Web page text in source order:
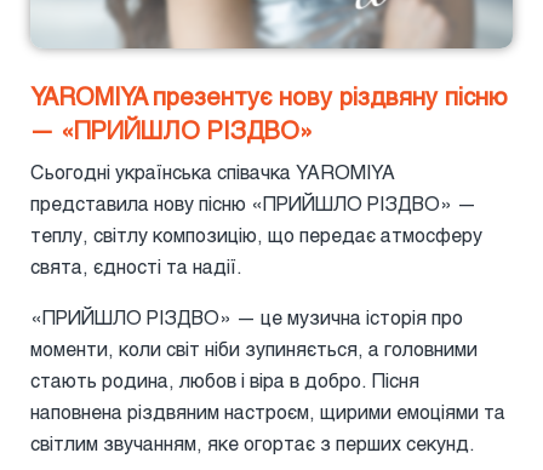
YAROMIYA презентує нову різдвяну пісню
— «ПРИЙШЛО РІЗДВО»
Сьогодні українська співачка YAROMIYA
представила нову пісню «ПРИЙШЛО РІЗДВО» —
теплу, світлу композицію, що передає атмосферу
свята, єдності та надії.
«ПРИЙШЛО РІЗДВО» — це музична історія про
моменти, коли світ ніби зупиняється, а головними
стають родина, любов і віра в добро. Пісня
наповнена різдвяним настроєм, щирими емоціями та
світлим звучанням, яке огортає з перших секунд.